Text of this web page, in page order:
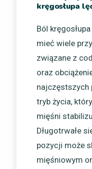
kręgosłupa
Ból
mieć wiele
związane z
oraz
najczęstszych
tryb życia,
mięśni
Długotrwałe
pozycji może
mięśniowym